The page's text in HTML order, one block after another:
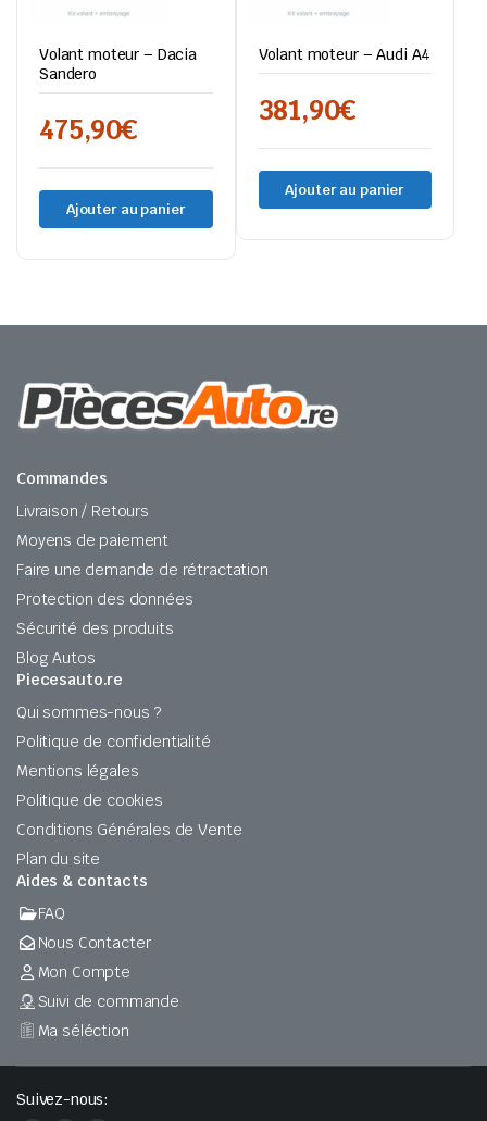
Volant moteur – Dacia
Sandero
475,90€
Ajouter au panier
Volant moteur – Audi A4
381,90€
Ajouter au panier
Commandes
Livraison / Retours
Moyens de paiement
Faire une demande de rétractation
Protection des données
Sécurité des produits
Blog Autos
Piecesauto.re
Qui sommes-nous ?
Politique de confidentialité
Mentions légales
Politique de cookies
Conditions Générales de Vente
Plan du site
Aides & contacts
FAQ
Nous Contacter
Mon Compte
Suivi de commande
Ma séléction
Suivez-nous: